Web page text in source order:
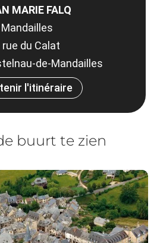
MARIE FALQ
Mandailles
rue du Calat
de-Mandailles
l'itinéraire
buurt te zien